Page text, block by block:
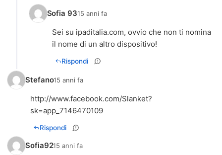
Sofia 9315 anni fa
Sei su ipaditalia.com, ovvio che non ti nomina
il nome di un altro dispositivo!
Rispondi
Stefano15 anni fa
http://www.facebook.com/Slanket?
sk=app_7146470109
Rispondi
Sofia9215 anni fa